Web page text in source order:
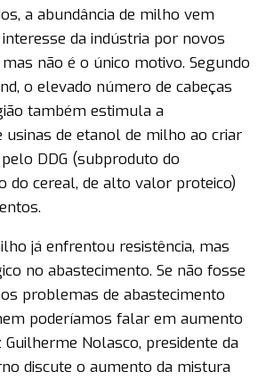
a abundância de milho vem
da indústria por novos
não é o único motivo. Segundo
o elevado número de cabeças
também estimula a
usinas de etanol de milho ao criar
DDG (subproduto do
do cereal, de alto valor proteico)
já enfrentou resistência, mas
no abastecimento. Se não fosse
problemas de abastecimento
poderíamos falar em aumento
Guilherme Nolasco, presidente da
discute o aumento da mistura